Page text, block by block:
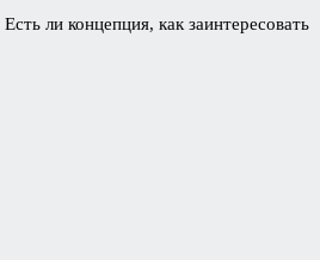
ли концепция, как заинтересовать